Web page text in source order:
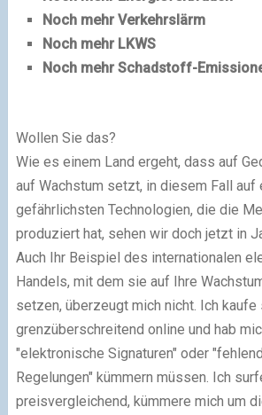
Noch mehr Verkehrslärm
Noch mehr LKWS
Noch mehr Schadstoff-
Wollen Sie das?
Wie es einem Land ergeht, dass auf
auf Wachstum setzt, in diesem Fall auf
gefährlichsten Technologien, die die
produziert hat, sehen wir doch jetzt in
Auch Ihr Beispiel des internationalen
Handels, mit dem sie auf Ihre
setzen, überzeugt mich nicht. Ich
grenzüberschreitend online und hab
"elektronische Signaturen" oder
Regelungen" kümmern müssen. Ich
preisvergleichend, kümmere mich um